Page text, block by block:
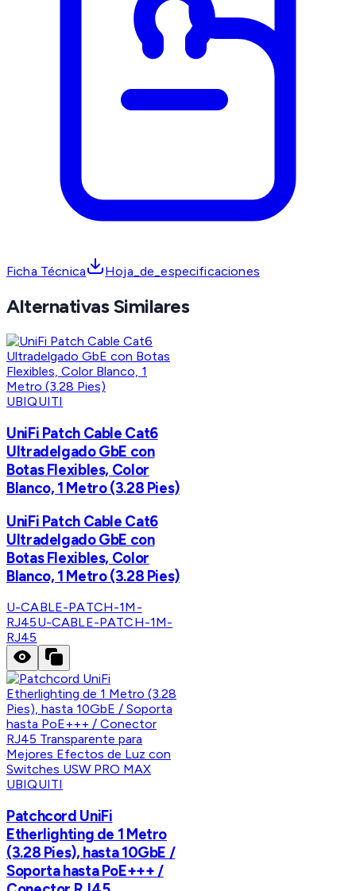
Ficha Técnica Hoja_de_especificaciones
Alternativas Similares
UBIQUITI
UniFi Patch Cable Cat6
Ultradelgado GbE con
Botas Flexibles, Color
Blanco, 1 Metro (3.28 Pies)
UniFi Patch Cable Cat6
Ultradelgado GbE con
Botas Flexibles, Color
Blanco, 1 Metro (3.28 Pies)
U-CABLE-PATCH-1M-
RJ45U-CABLE-PATCH-1M-
RJ45
UBIQUITI
Patchcord UniFi
Etherlighting de 1 Metro
(3.28 Pies), hasta 10GbE /
Soporta hasta PoE+++ /